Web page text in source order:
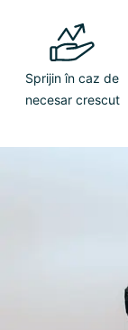
Sprijin în caz de
necesar crescut